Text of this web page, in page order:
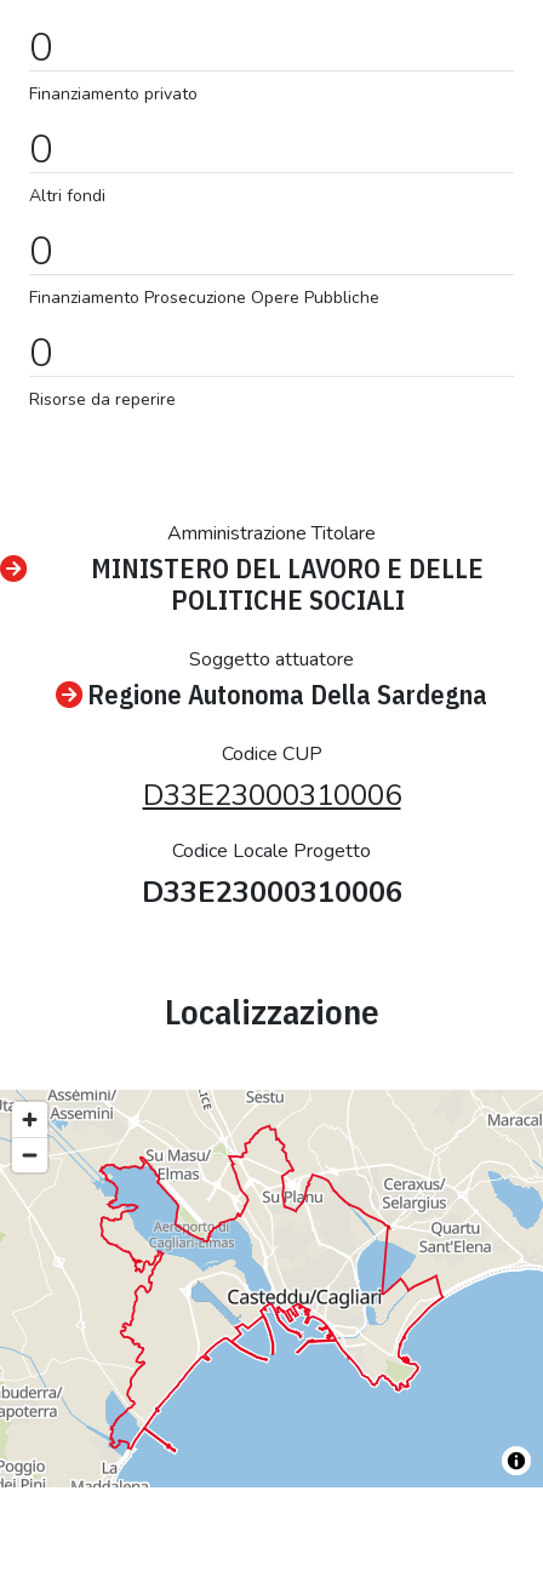
0
Finanziamento privato
0
Altri fondi
0
Finanziamento Prosecuzione Opere Pubbliche
0
Risorse da reperire
Amministrazione Titolare
MINISTERO DEL LAVORO E DELLE
POLITICHE SOCIALI
Soggetto attuatore
Regione Autonoma Della Sardegna
Codice CUP
D33E23000310006
Codice Locale Progetto
D33E23000310006
Localizzazione